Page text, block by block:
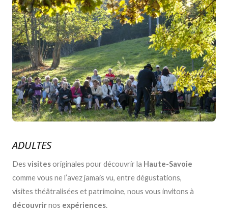
ADULTES
Des visitesoriginales pour découvrir la Haute-Savoie
comme vous ne l’avez jamais vu, entre dégustations,
visites théâtralisées et patrimoine, nous vous invitons à
découvrirnos expériences.